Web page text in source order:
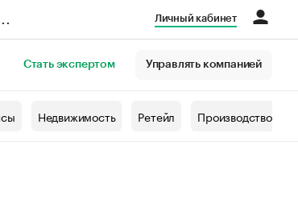
Личный кабинет
Стать экспертом Управлять компанией
Недвижимость Ретейл Производство